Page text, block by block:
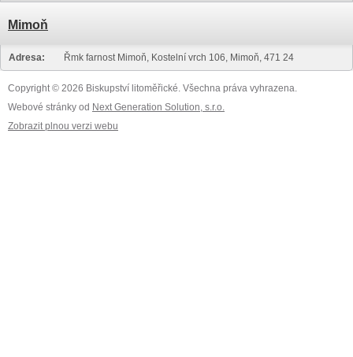
Mimoň
Adresa: Řmk farnost Mimoň, Kostelní vrch 106, Mimoň, 471 24
Copyright © 2026 Biskupství litoměřické. Všechna práva vyhrazena.
Webové stránky od Next Generation Solution, s.r.o.
Zobrazit plnou verzi webu